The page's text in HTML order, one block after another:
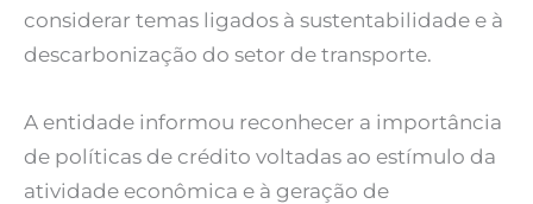
considerar temas ligados à sustentabilidade e à
descarbonização do setor de transporte.
A entidade informou reconhecer a importância
de políticas de crédito voltadas ao estímulo da
atividade econômica e à geração de